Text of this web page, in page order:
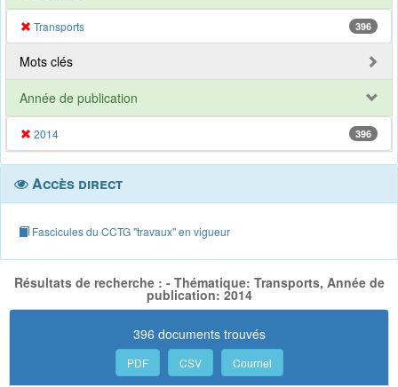
Transports 396
Mots clés
Année de publication
2014 396
Accès direct
Fascicules du CCTG "travaux" en vigueur
Résultats de recherche : - Thématique: Transports, Année de
publication: 2014
396 documents trouvés
PDF CSV Courriel